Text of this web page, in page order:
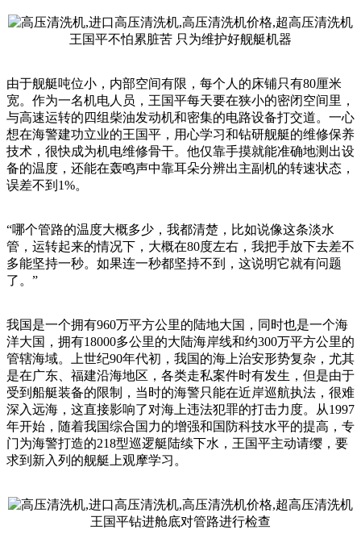
王国平不怕累脏苦 只为维护好舰艇机器
由于舰艇吨位小，内部空间有限，每个人的床铺只有80厘米
宽。作为一名机电人员，王国平每天要在狭小的密闭空间里，
与高速运转的四组柴油发动机和密集的电路设备打交道。一心
想在海警建功立业的王国平，用心学习和钻研舰艇的维修保养
技术，很快成为机电维修骨干。他仅靠手摸就能准确地测出设
备的温度，还能在轰鸣声中靠耳朵分辨出主副机的转速状态，
误差不到1%。
“哪个管路的温度大概多少，我都清楚，比如说像这条淡水
管，运转起来的情况下，大概在80度左右，我把手放下去差不
多能坚持一秒。如果连一秒都坚持不到，这说明它就有问题
了。”
我国是一个拥有960万平方公里的陆地大国，同时也是一个海
洋大国，拥有18000多公里的大陆海岸线和约300万平方公里的
管辖海域。上世纪90年代初，我国的海上治安形势复杂，尤其
是在广东、福建沿海地区，各类走私案件时有发生，但是由于
受到船艇装备的限制，当时的海警只能在近岸巡航执法，很难
深入远海，这直接影响了对海上违法犯罪的打击力度。从1997
年开始，随着我国综合国力的增强和国防科技水平的提高，专
门为海警打造的218型巡逻艇陆续下水，王国平主动请缨，要
求到新入列的舰艇上观摩学习。
王国平钻进舱底对管路进行检查